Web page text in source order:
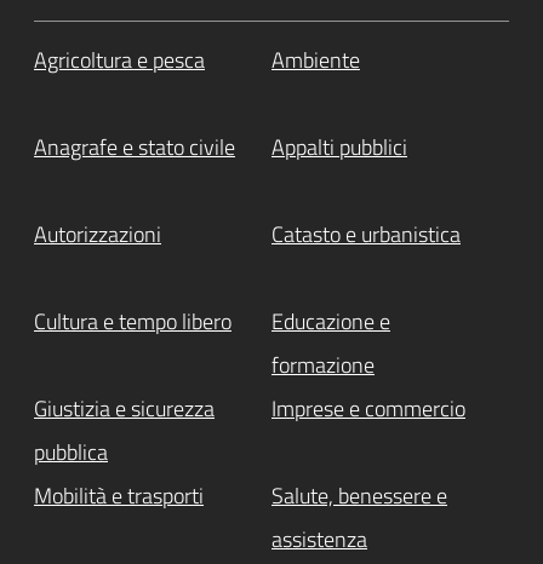
Agricoltura e pesca Ambiente
Anagrafe e stato civile Appalti pubblici
Autorizzazioni Catasto e urbanistica
Cultura e tempo libero
Educazione e
formazione
Giustizia e sicurezza
pubblica
Imprese e commercio
Mobilità e trasporti
Salute, benessere e
assistenza